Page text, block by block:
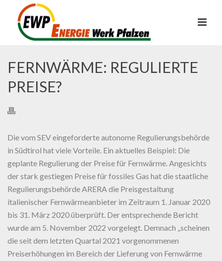
FERNWÄRME: REGULIERTE
PREISE?
Die vom SEV eingeforderte autonome Regulierungsbehörde
in Südtirol hat viele Vorteile. Ein aktuelles Beispiel: Die
geplante Regulierung der Preise für Fernwärme. Angesichts
der stark gestiegen Preise für fossiles Gas hat die staatliche
Regulierungsbehörde ARERA die Preisgestaltung
italienischer Fernwärmeanbieter im Zeitraum 1. Januar 2020
bis 31. März 2020 überprüft. Der entsprechende Bericht
wurde am 5. November 2022 vorgelegt. Demnach „scheinen
die seit dem letzten Quartal 2021 vorgenommenen
Preiserhöhungen im Bereich der Lieferung von Fernwärme